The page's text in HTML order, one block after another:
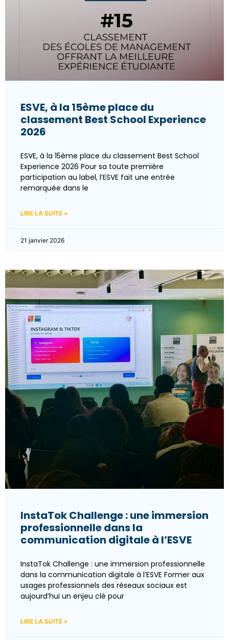
ESVE, à la 15ème place du
classement Best School Experience
2026
ESVE, à la 15ème place du classement Best School
Experience 2026 Pour sa toute première
participation au label, l’ESVE fait une entrée
remarquée dans le
LIRE LA SUITE »
21 janvier 2026
InstaTok Challenge : une immersion
professionnelle dans la
communication digitale à l’ESVE
InstaTok Challenge : une immersion professionnelle
dans la communication digitale à l’ESVE Former aux
usages professionnels des réseaux sociaux est
aujourd’hui un enjeu clé pour
LIRE LA SUITE »